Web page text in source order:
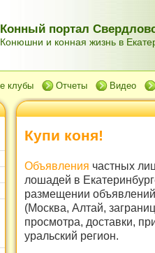
Конный портал
Конюшни и конная жизнь в
клубы Отчеты Видео
Купи коня!
Объявления частных
лошадей в
размещении
(Москва, Алтай,
просмотра, доставки,
уральский регион.